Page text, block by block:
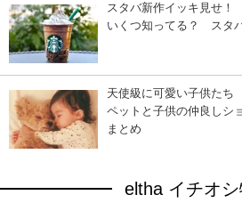
スタバ新作イッキ見せ！
いくつ知ってる？ スタ
天使級に可愛い子供たち
ペットと子供の仲良しシ
まとめ
eltha イチオ